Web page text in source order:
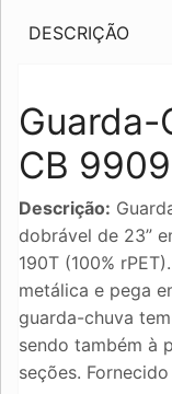
DESCRIÇÃO
Guarda-
CB
Descrição:
dobrável de 23”
190T (100%
metálica e pega
guarda-chuva
sendo também à
seções.